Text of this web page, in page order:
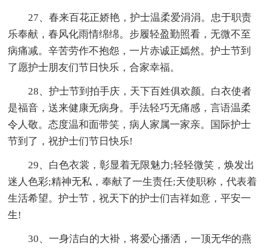
27、春来百花正娇艳，护士温柔爱涓涓。忠于职责
乐奉献，春风化雨情绵绵。步履轻盈勤照看，无微不至
病痛减。辛苦劳作不抱怨，一片赤诚正嫣然。护士节到
了愿护士朋友们节日快乐，合家幸福。
28、护士节到拍手庆，天下百姓俱欢颜。白衣使者
是福音，送来健康无病身。手法轻巧无痛感，言语温柔
令人敬。态度温和面带笑，病人家属一家亲。国际护士
节到了，祝护士们节日快乐!
29、白色衣裳，彰显着无限魅力;轻轻微笑，焕发出
迷人色彩;精神无私，奉献了一生责任;天使职称，代表着
生活希望。护士节，祝天下的护士们吉祥如意，平安一
生!
30、一身洁白的大褂，将爱心播洒，一顶无华的燕